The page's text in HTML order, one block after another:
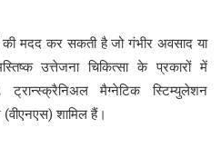
की मदद कर सकती है जो गंभीर अवसाद या
उत्तेजना चिकित्सा के प्रकारों में
ट्रान्स्क्रैनिअल मैग्नेटिक स्टिम्युलेशन
शामिल हैं।